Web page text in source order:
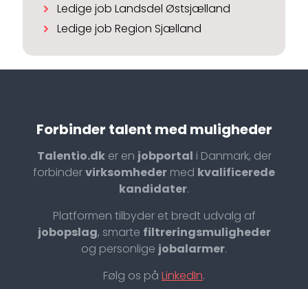
Ledige job Landsdel Østsjælland
Ledige job Region Sjælland
Forbinder talent med muligheder
Talentio.dker en jobportal i Danmark, der
forbindervirksomheder med kvalificerede
kandidater.
Platformen tilbyder et bredt udvalg af
jobopslag, smarte filtreringsmuligheder
og personlige jobalarmer.
Følg os på LinkedIn.